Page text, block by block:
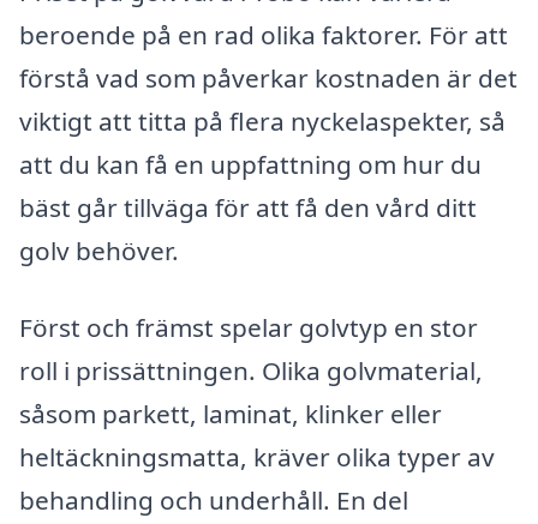
beroende på en rad olika faktorer. För att
förstå vad som påverkar kostnaden är det
viktigt att titta på flera nyckelaspekter, så
att du kan få en uppfattning om hur du
bäst går tillväga för att få den vård ditt
golv behöver.
Först och främst spelar golvtyp en stor
roll i prissättningen. Olika golvmaterial,
såsom parkett, laminat, klinker eller
heltäckningsmatta, kräver olika typer av
behandling och underhåll. En del